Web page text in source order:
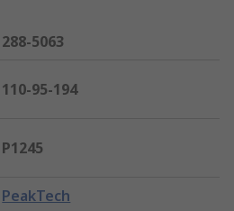
288-5063
110-95-194
P1245
PeakTech